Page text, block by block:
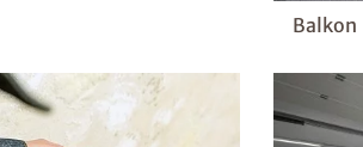
Balkon